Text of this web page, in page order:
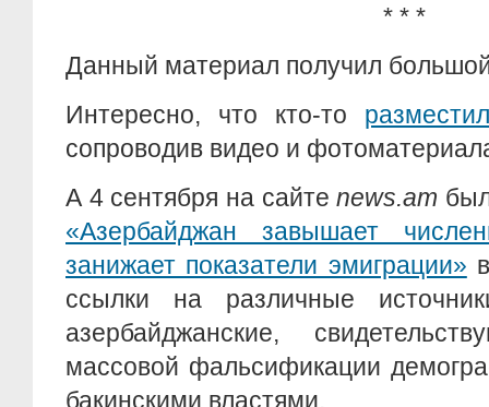
* * *
Данный материал получил
Интересно, что кто-то
сопроводив видео и
А 4 сентября на сайтеnews.am
«Азербайджан завышает
занижает показатели эмиграции»
ссылки на различные
азербайджанские,
массовой фальсификации
бакинскими властями.